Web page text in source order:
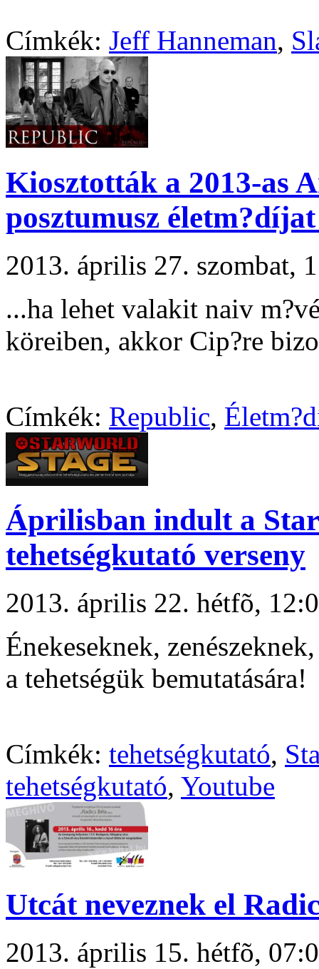
Címkék: Jeff Hanneman,
Kiosztották a 2013-as
posztumusz
2013. április 27.
...ha lehet valakit naiv
köreiben, akkor Cip?re
Címkék: Republic,
Áprilisban indult a
tehetségkutató verseny
2013. április 22. hétfõ,
Énekeseknek,
a tehetségük bemutatására!
Címkék: tehetségkutató,
tehetségkutató, Youtube
Utcát neveznek el
2013. április 15. hétfõ,